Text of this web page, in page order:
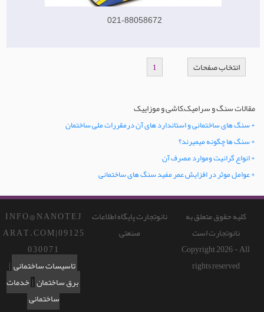
021-88058672
انتخاب صفحات 1
مقالات سنگ و سرامیک,کاشی و موزاییک
+ سنگ های ساختمانی و استاندارد های آن درمقررات ملی ساختمان
+ سنگ ها چگونه میمیرند؟
+ انواع گرانیت وموارد مصرف آن
+ عوامل موثر در افزایش عمر مفید سنگ های ساختمانی
I N F O @ N A N O T E J
A R A T . C O M | 0 9 1 2 5
0 3 0 0 7 1
تاسیسات ساختمانی |
برق ساختمان|خدمات
ساختمانی
نانوتجارت پایگاه اطلاعات
صنعتی
کلیه حقوق متعلق به
نانوتجارت است
Copyright 2026 - All
rights reserved